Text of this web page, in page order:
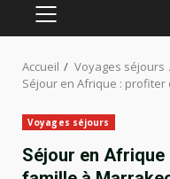
MENU
Accueil
Voyages séjours
Séjour en Afrique : profiter
Voyages séjours
Séjour en Afrique